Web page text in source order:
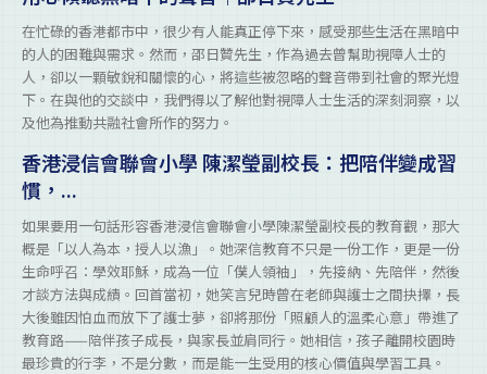
在忙碌的香港都市中，很少有人能真正停下來，感受那些生活在黑暗中
的人的困難與需求。然而，邵日贊先生，作為過去曾幫助視障人士的
人，卻以一顆敏銳和關懷的心，將這些被忽略的聲音帶到社會的聚光燈
下。在與他的交談中，我們得以了解他對視障人士生活的深刻洞察，以
及他為推動共融社會所作的努力。
香港浸信會聯會小學 陳潔瑩副校長：把陪伴變成習
慣，...
如果要用一句話形容香港浸信會聯會小學陳潔瑩副校長的教育觀，那大
概是「以人為本，授人以漁」。她深信教育不只是一份工作，更是一份
生命呼召：學效耶穌，成為一位「僕人領袖」，先接納、先陪伴，然後
才談方法與成績。回首當初，她笑言兒時曾在老師與護士之間抉擇，長
大後雖因怕血而放下了護士夢，卻將那份「照顧人的溫柔心意」帶進了
教育路——陪伴孩子成長，與家長並肩同行。她相信，孩子離開校園時
最珍貴的行李，不是分數，而是能一生受用的核心價值與學習工具。